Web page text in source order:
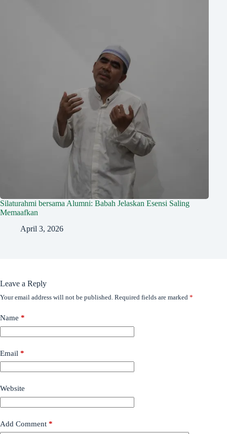
Silaturahmi bersama Alumni: Babah Jelaskan Esensi Saling
Memaafkan
April 3, 2026
Leave a Reply
Your email address will not be published. Required fields are marked *
Name *
Email *
Website
Add Comment *